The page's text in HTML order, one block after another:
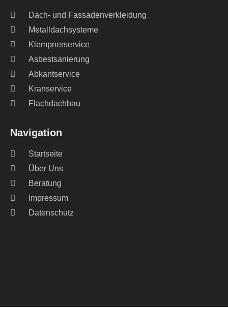
Navigation
Startseite
Über Uns
Beratung
Impressum
Datenschutz
Dach- und Fassadenverkleidung
Metalldachsysteme
Klempnerservice
Asbestsanierung
Abkantservice
Kranservice
Flachdachbau